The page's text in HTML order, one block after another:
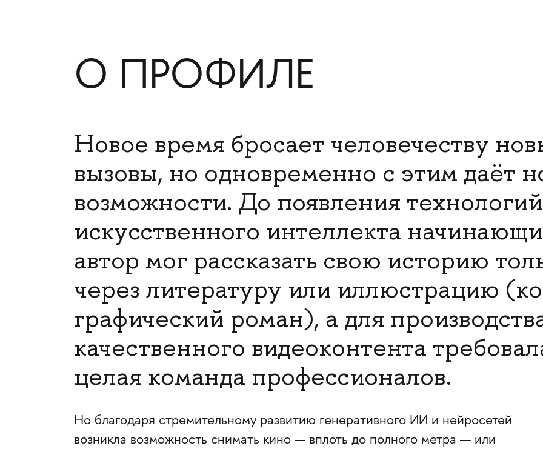
О ПРОФИЛЕ
Новое время бросает человечеству
вызовы, но одновременно с этим даёт
возможности. До появления технологий
искусственного интеллекта
автор мог рассказать свою историю
через литературу или иллюстрацию
графический роман), а для
качественного видеоконтента
целая команда профессионалов.
Но благодаря стремительному развитию генеративного ИИ и нейросетей
возникла возможность снимать кино — вплоть до полного метра — или